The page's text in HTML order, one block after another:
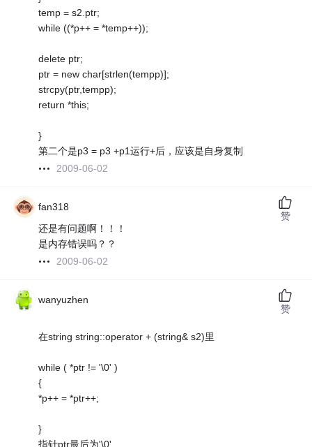
temp = s2.ptr;
while ((*p++ = *temp++));
delete ptr;
ptr = new char[strlen(tempp)];
strcpy(ptr,tempp);
return *this;
}
第二个是p3 = p3 +p1运行+后，应该是自身复制
2009-06-02
fan318
还是有问题啊！！！
是内存错误吗？？
2009-06-02
赞
wanyuzhen
在string string::operator + (string& s2)里
while ( *ptr != '\0' )
{
*p++ = *ptr++;
}
指针ptr最后为'\0'
赞